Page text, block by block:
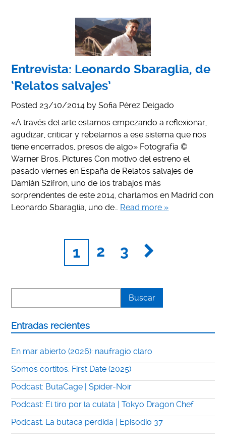
Entrevista: Leonardo Sbaraglia, de
‘Relatos salvajes’
Posted23/10/2014 bySofia Pérez Delgado
«A través del arte estamos empezando a reflexionar,
agudizar, criticar y rebelarnos a ese sistema que nos
tiene encerrados, presos de algo» Fotografía ©
Warner Bros. Pictures Con motivo del estreno el
pasado viernes en España de Relatos salvajes de
Damián Szifron, uno de los trabajos más
sorprendentes de este 2014, charlamos en Madrid con
Leonardo Sbaraglia, uno de… Read more »
1 2 3
Entradas recientes
En mar abierto (2026): naufragio claro
Somos cortitos: First Date (2025)
Podcast: ButaCage | Spider-Noir
Podcast: El tiro por la culata | Tokyo Dragon Chef
Podcast: La butaca perdida | Episodio 37